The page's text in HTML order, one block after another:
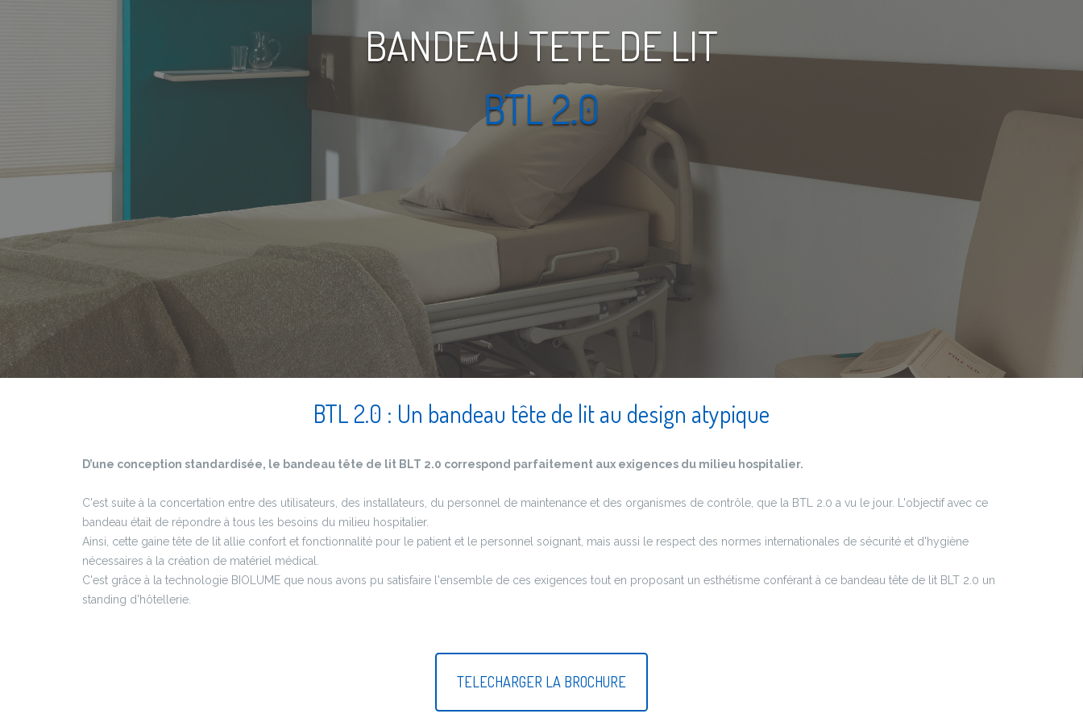
BANDEAU TETE DE LIT
BTL 2.0
BTL 2.0 : Un bandeau tête de lit au design atypique
D’une conception standardisée, le bandeau tête de lit BLT 2.0 correspond parfaitement aux exigences du milieu hospitalier.
C'est suite à la concertation entre des utilisateurs, des installateurs, du personnel de maintenance et des organismes de contrôle, que la BTL 2.0 a vu le jour. L'objectif avec ce
bandeau était de répondre à tous les besoins du milieu hospitalier.
Ainsi, cette gaine tête de lit allie confort et fonctionnalité pour le patient et le personnel soignant, mais aussi le respect des normes internationales de sécurité et d'hygiène
nécessaires à la création de matériel médical.
C'est grâce à la technologie BIOLUME que nous avons pu satisfaire l'ensemble de ces exigences tout en proposant un esthétisme conférant à ce bandeau tête de lit BLT 2.0 un
standing d'hôtellerie.
TELECHARGER LA BROCHURE